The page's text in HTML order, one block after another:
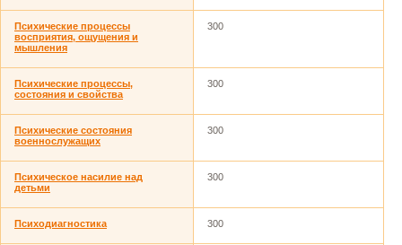
Психические процессы
восприятия, ощущения и
мышления
300
Психические процессы,
состояния и свойства
300
Психические состояния
военнослужащих
300
Психическое насилие над
детьми
300
Психодиагностика 300